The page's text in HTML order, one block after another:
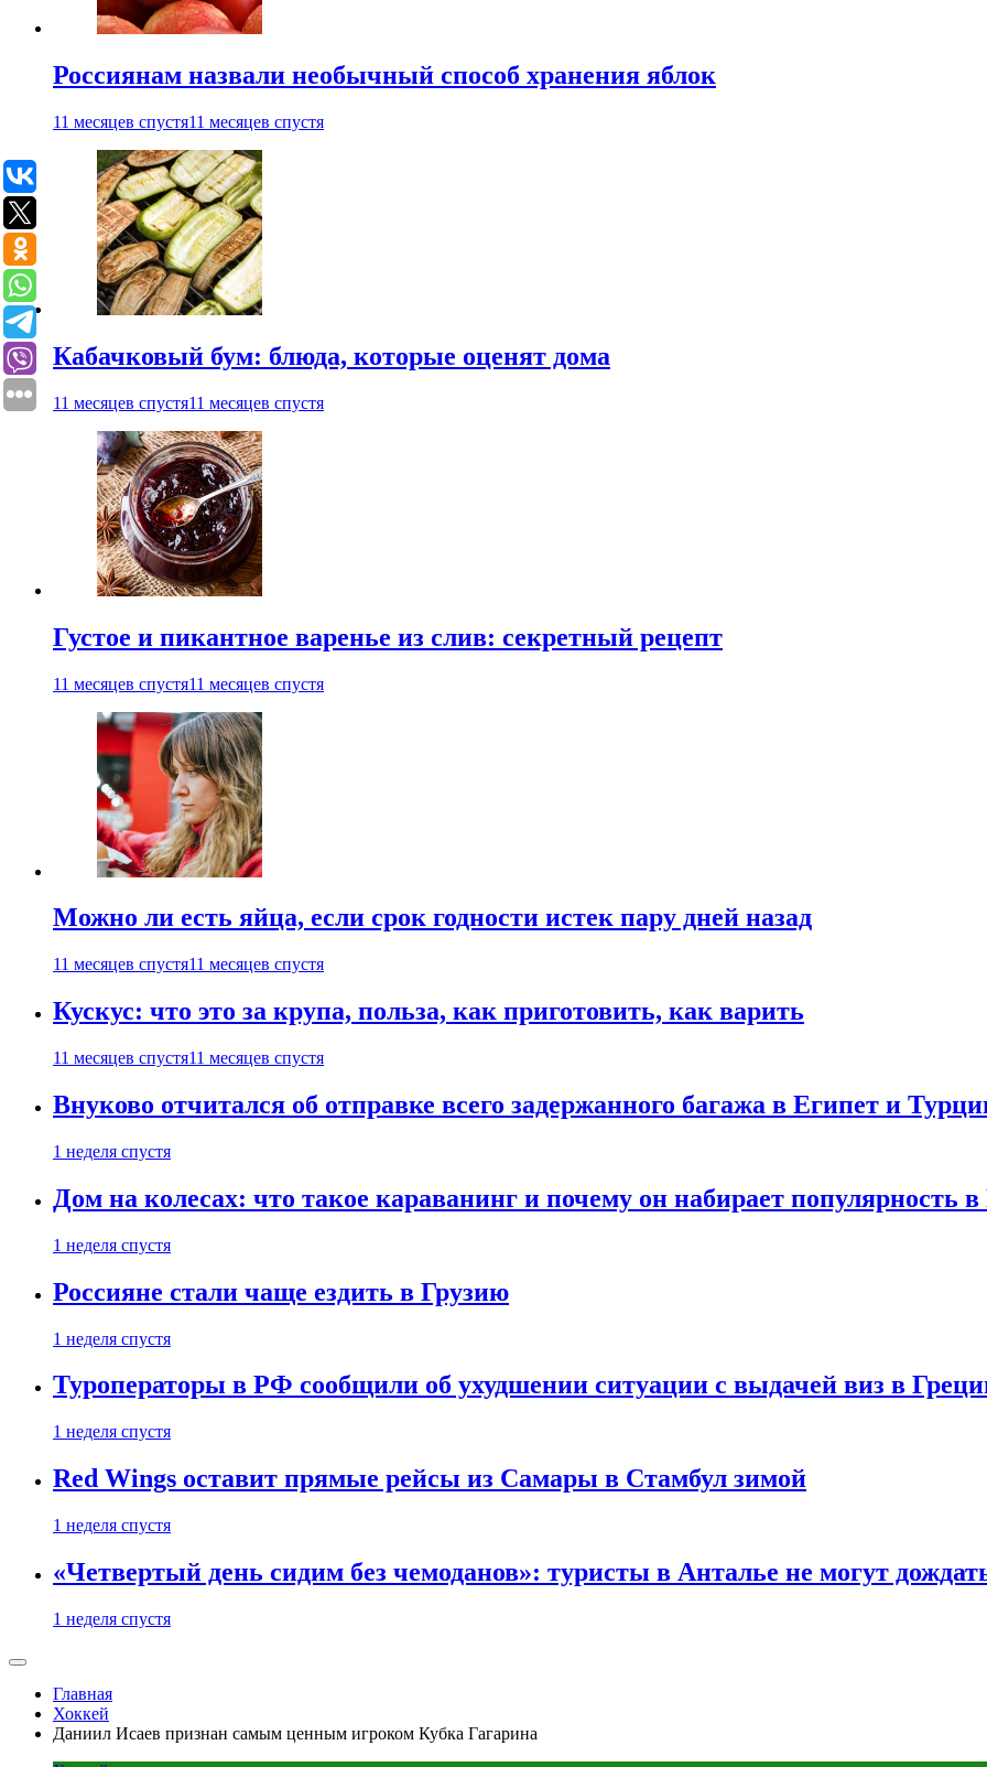
Россиянам назвали необычный способ хранения яблок
11 месяцев спустя11 месяцев спустя
Кабачковый бум: блюда, которые оценят дома
11 месяцев спустя11 месяцев спустя
Густое и пикантное варенье из слив: секретный рецепт
11 месяцев спустя11 месяцев спустя
Можно ли есть яйца, если срок годности истек пару дней назад
11 месяцев спустя11 месяцев спустя
Кускус: что это за крупа, польза, как приготовить, как варить
11 месяцев спустя11 месяцев спустя
Внуково отчитался об отправке всего задержанного багажа в Египет и
1 неделя спустя
Дом на колесах: что такое караванинг и почему он набирает популярность в
1 неделя спустя
Россияне стали чаще ездить в Грузию
1 неделя спустя
Туроператоры в РФ сообщили об ухудшении ситуации с выдачей виз в
1 неделя спустя
Red Wings оставит прямые рейсы из Самары в Стамбул зимой
1 неделя спустя
«Четвертый день сидим без чемоданов»: туристы в Анталье не могут
1 неделя спустя
Главная
Хоккей
Даниил Исаев признан самым ценным игроком Кубка Гагарина